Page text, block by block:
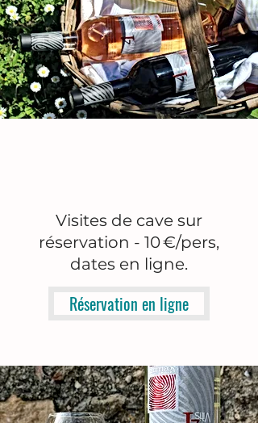
Visites de cave sur
réservation - 10 €/pers,
dates en ligne.
Réservation en ligne